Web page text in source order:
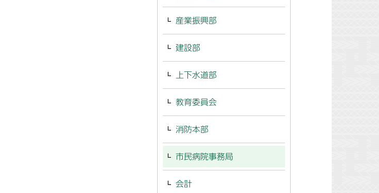
産業振興部
建設部
上下水道部
教育委員会
消防本部
市民病院事務局
会計